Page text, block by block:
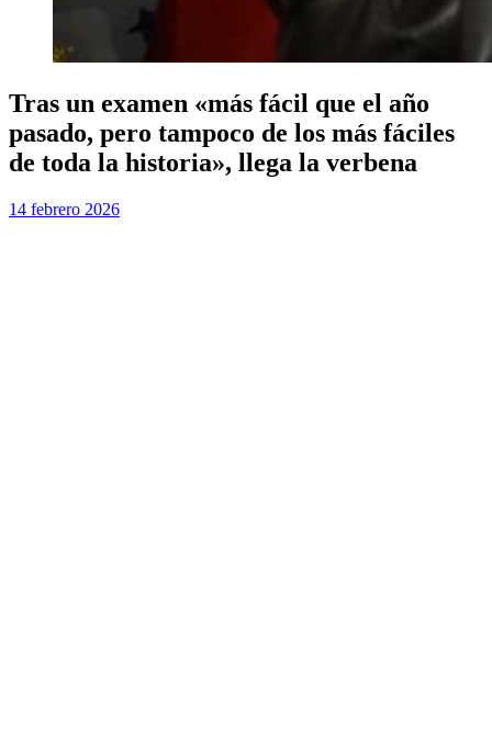
Tras un examen «más fácil que el año
pasado, pero tampoco de los más fáciles
de toda la historia», llega la verbena
porExamen MIR
Publicada
14 febrero 2026